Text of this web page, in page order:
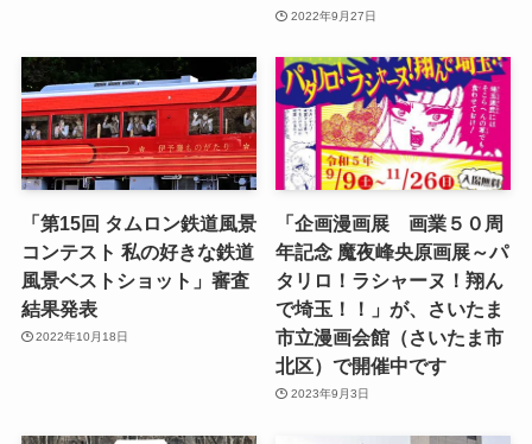
2022年9月27日
「第15回 タムロン鉄道風景
コンテスト 私の好きな鉄道
風景ベストショット」審査
結果発表
2022年10月18日
「企画漫画展 画業５０周
年記念 魔夜峰央原画展～パ
タリロ！ラシャーヌ！翔ん
で埼玉！！」が、さいたま
市立漫画会館（さいたま市
北区）で開催中です
2023年9月3日